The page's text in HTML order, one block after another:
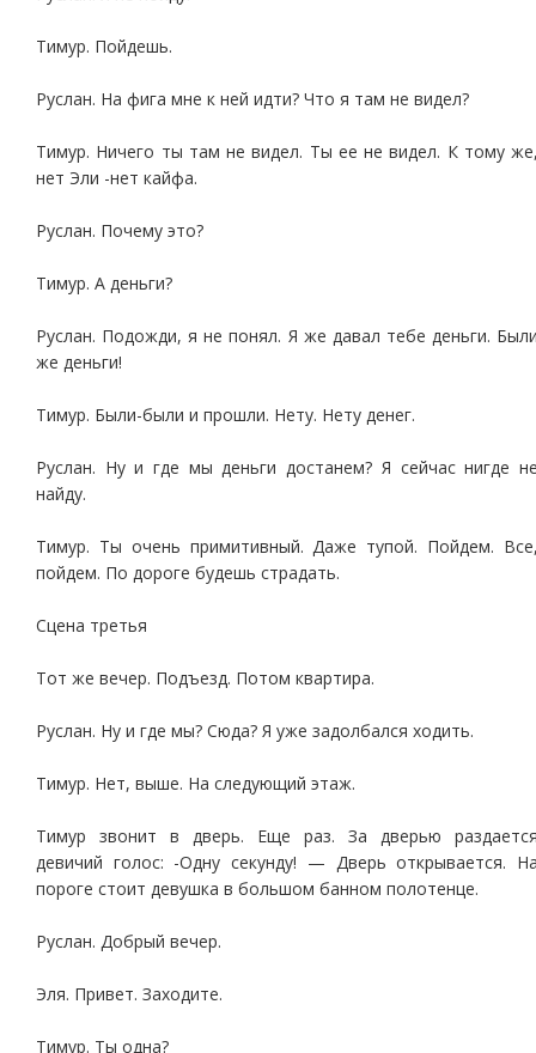
Тимур. Пойдешь.
Руслан. На фига мне к ней идти? Что я там не видел?
Тимур. Ничего ты там не видел. Ты ее не видел. К тому
нет Эли -нет кайфа.
Руслан. Почему это?
Тимур. А деньги?
Руслан. Подожди, я не понял. Я же давал тебе деньги.
же деньги!
Тимур. Были-были и прошли. Нету. Нету денег.
Руслан. Ну и где мы деньги достанем? Я сейчас нигде
найду.
Тимур. Ты очень примитивный. Даже тупой. Пойдем.
пойдем. По дороге будешь страдать.
Сцена третья
Тот же вечер. Подъезд. Потом квартира.
Руслан. Ну и где мы? Сюда? Я уже задолбался ходить.
Тимур. Нет, выше. На следующий этаж.
Тимур звонит в дверь. Еще раз. За дверью
девичий голос: -Одну секунду! — Дверь открывается.
пороге стоит девушка в большом банном полотенце.
Руслан. Добрый вечер.
Эля. Привет. Заходите.
Тимур. Ты одна?